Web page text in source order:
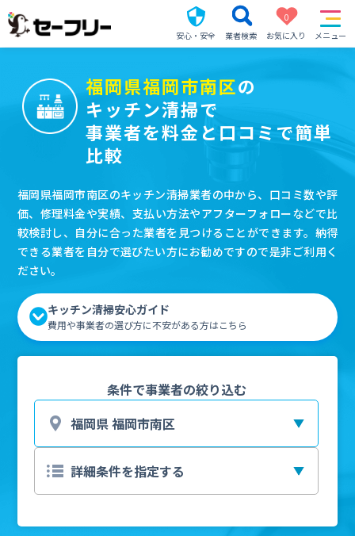
安心・安全 業者検索
0
お気に入り
メニュー
福岡県福岡市南区の
キッチン清掃で
事業者を料金と口コミで簡単
比較
福岡県福岡市南区のキッチン清掃業者の中から、口コミ数や評
価、修理料金や実績、支払い方法やアフターフォローなどで比
較検討し、自分に合った業者を見つけることができます。納得
できる業者を自分で選びたい方にお勧めですので是非ご利用く
ださい。
キッチン清掃安心ガイド
費用や事業者の選び方に不安がある方はこちら
条件で事業者の絞り込む